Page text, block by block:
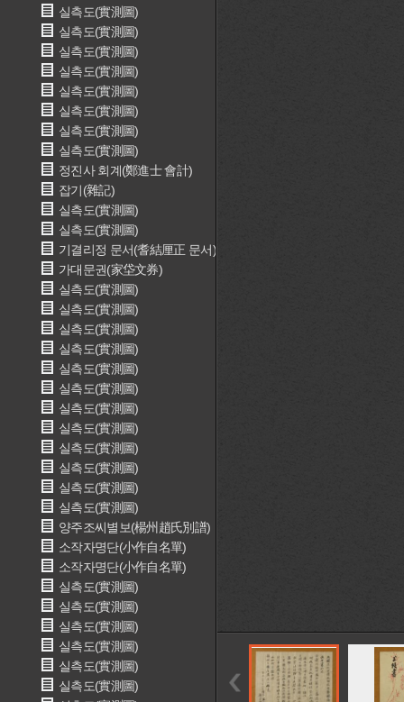
실측도(實測圖)
실측도(實測圖)
실측도(實測圖)
실측도(實測圖)
실측도(實測圖)
실측도(實測圖)
실측도(實測圖)
실측도(實測圖)
정진사 회계(鄭進士 會計)
잡기(雜記)
실측도(實測圖)
실측도(實測圖)
기결리정 문서(耆結厘正 문서)
가대문권(家垈文券)
실측도(實測圖)
실측도(實測圖)
실측도(實測圖)
실측도(實測圖)
실측도(實測圖)
실측도(實測圖)
실측도(實測圖)
실측도(實測圖)
실측도(實測圖)
실측도(實測圖)
실측도(實測圖)
실측도(實測圖)
양주조씨별보(楊州趙氏別譜)
소작자명단(小作自名單)
소작자명단(小作自名單)
실측도(實測圖)
실측도(實測圖)
실측도(實測圖)
실측도(實測圖)
실측도(實測圖)
실측도(實測圖)